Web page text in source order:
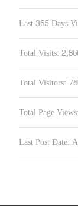
Last 365 Days
Total Visits:
Total Visitors:
Total Page Views:
Last Post Date: